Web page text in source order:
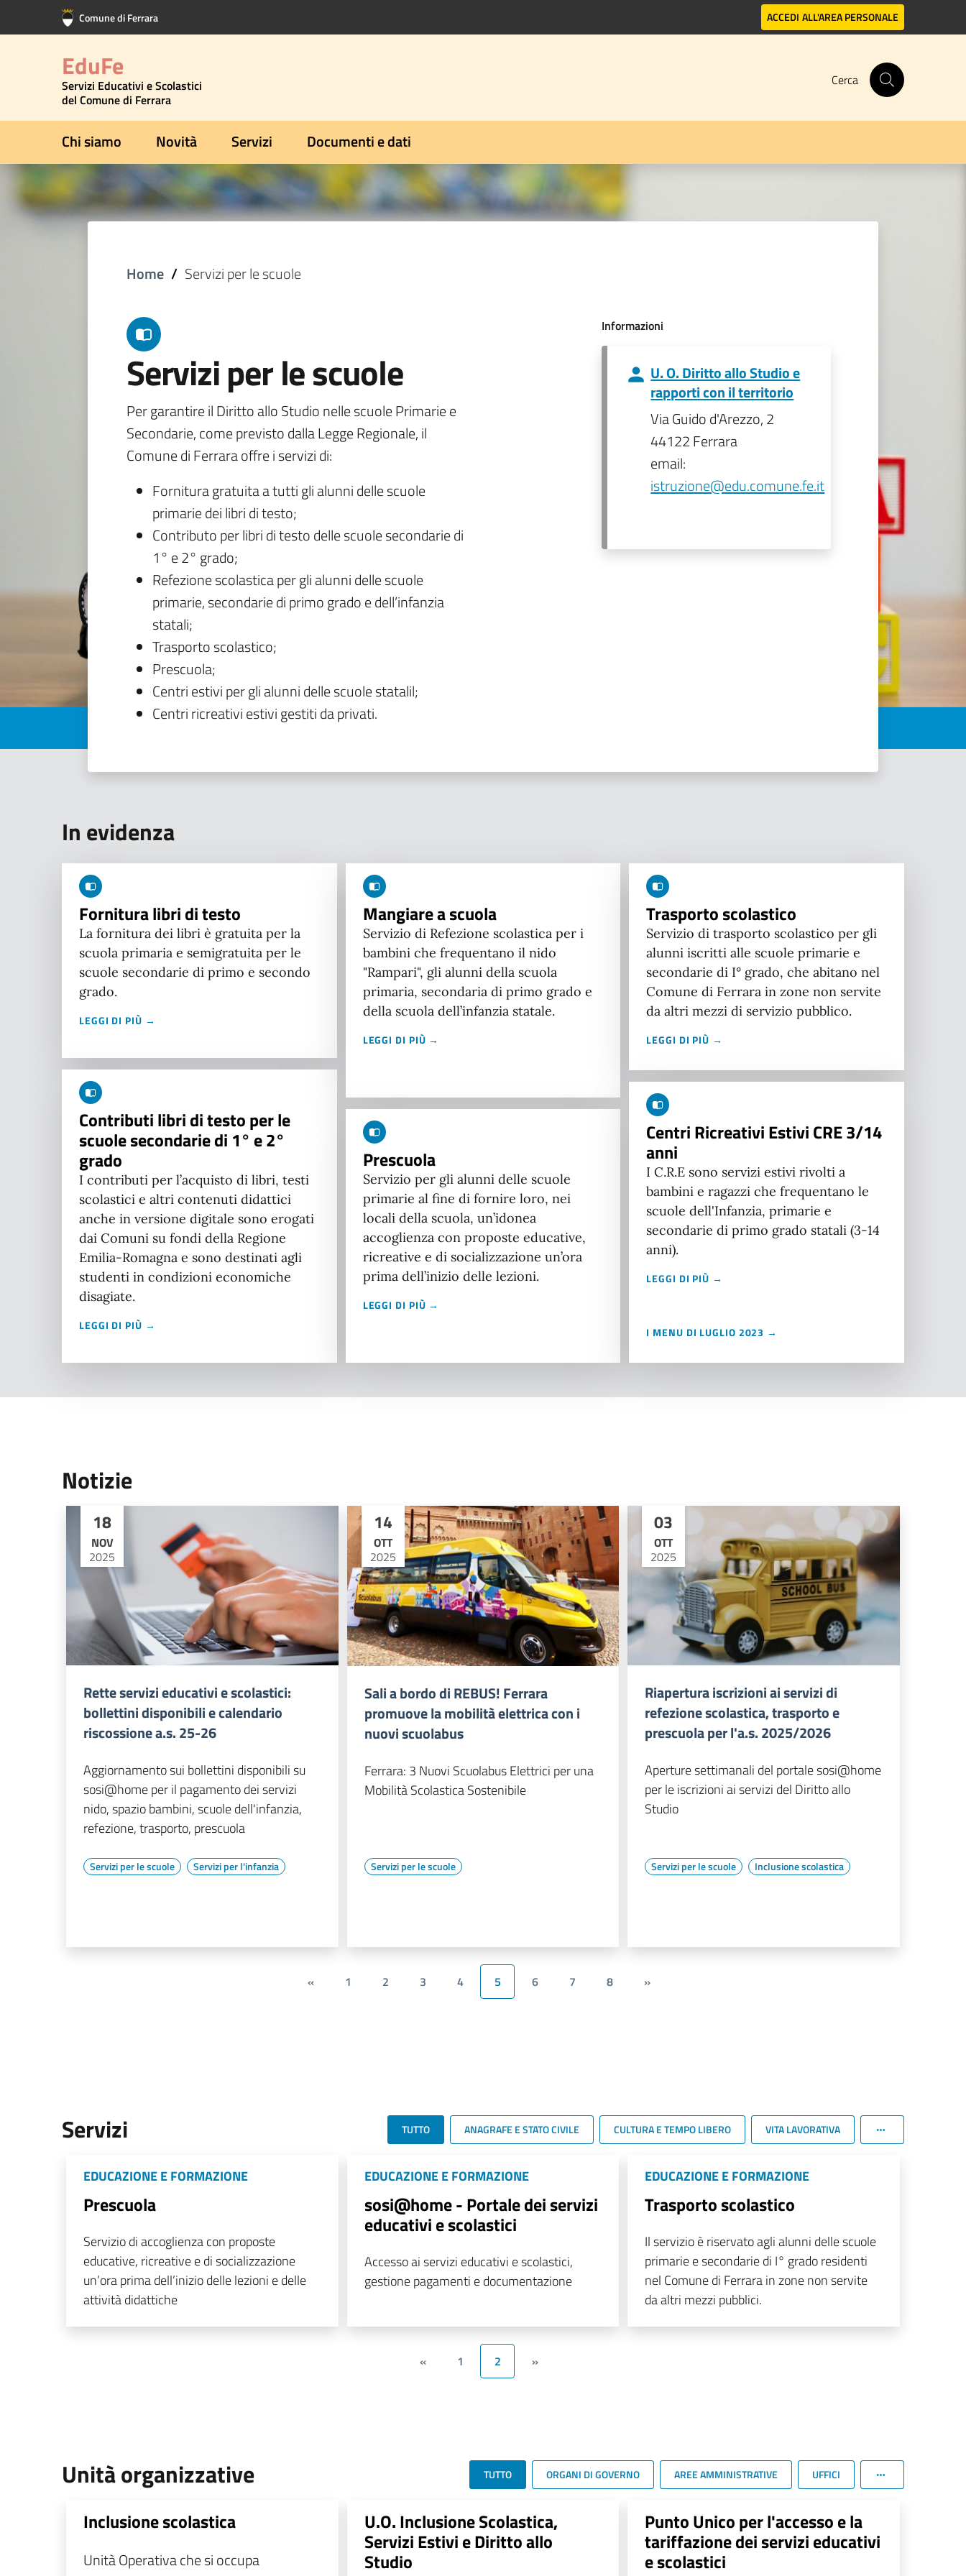
Vai al contenuto principale
Vai al footer Comune di Ferrara ACCEDI ALL'AREA PERSONALE
EduFe
Servizi Educativi e Scolastici
del Comune di Ferrara
Cerca
Chi siamo Novità Servizi Documenti e dati
Home Servizi per le scuole
Servizi per le scuole
Per garantire il Diritto allo Studio nelle scuole Primarie e
Secondarie, come previsto dalla Legge Regionale, il
Comune di Ferrara offre i servizi di:
Fornitura gratuita a tutti gli alunni delle scuole
primarie dei libri di testo;
Contributo per libri di testo delle scuole secondarie di
1° e 2° grado;
Refezione scolastica per gli alunni delle scuole
primarie, secondarie di primo grado e dell’infanzia
statali;
Trasporto scolastico;
Prescuola;
Centri estivi per gli alunni delle scuole statalil;
Centri ricreativi estivi gestiti da privati.
Informazioni
U. O. Diritto allo Studio e
rapporti con il territorio
Via Guido d'Arezzo, 2
44122 Ferrara
email:
istruzione@edu.comune.fe.it
In evidenza
Fornitura libri di testo
La fornitura dei libri è gratuita per la
scuola primaria e semigratuita per le
scuole secondarie di primo e secondo
grado.
LEGGI DI PIÙ →
Contributi libri di testo per le
scuole secondarie di 1° e 2°
grado
I contributi per l’acquisto di libri, testi
scolastici e altri contenuti didattici
anche in versione digitale sono erogati
dai Comuni su fondi della Regione
Emilia-Romagna e sono destinati agli
studenti in condizioni economiche
disagiate.
LEGGI DI PIÙ →
Mangiare a scuola
Servizio di Refezione scolastica per i
bambini che frequentano il nido
"Rampari", gli alunni della scuola
primaria, secondaria di primo grado e
della scuola dell’infanzia statale.
LEGGI DI PIÙ →
Prescuola
Servizio per gli alunni delle scuole
primarie al fine di fornire loro, nei
locali della scuola, un’idonea
accoglienza con proposte educative,
ricreative e di socializzazione un’ora
prima dell’inizio delle lezioni.
LEGGI DI PIÙ →
Trasporto scolastico
Servizio di trasporto scolastico per gli
alunni iscritti alle scuole primarie e
secondarie di I° grado, che abitano nel
Comune di Ferrara in zone non servite
da altri mezzi di servizio pubblico.
LEGGI DI PIÙ →
Centri Ricreativi Estivi CRE 3/14
anni
I C.R.E sono servizi estivi rivolti a
bambini e ragazzi che frequentano le
scuole dell'Infanzia, primarie e
secondarie di primo grado statali (3-14
anni).
LEGGI DI PIÙ →
I MENU DI LUGLIO 2023 →
Notizie
18
NOV
2025
Rette servizi educativi e scolastici:
bollettini disponibili e calendario
riscossione a.s. 25-26
Aggiornamento sui bollettini disponibili su
sosi@home per il pagamento dei servizi
nido, spazio bambini, scuole dell'infanzia,
refezione, trasporto, prescuola
Servizi per le scuole Servizi per l'infanzia
14
OTT
2025
Sali a bordo di REBUS! Ferrara
promuove la mobilità elettrica con i
nuovi scuolabus
Ferrara: 3 Nuovi Scuolabus Elettrici per una
Mobilità Scolastica Sostenibile
Servizi per le scuole
03
OTT
2025
Riapertura iscrizioni ai servizi di
refezione scolastica, trasporto e
prescuola per l'a.s. 2025/2026
Aperture settimanali del portale sosi@home
per le iscrizioni ai servizi del Diritto allo
Studio
Servizi per le scuole Inclusione scolastica
« 1 2 3 4 5 6 7 8 »
Servizi TUTTO ANAGRAFE E STATO CIVILE CULTURA E TEMPO LIBERO VITA LAVORATIVA
EDUCAZIONE E FORMAZIONE
Prescuola
Servizio di accoglienza con proposte
educative, ricreative e di socializzazione
un’ora prima dell’inizio delle lezioni e delle
attività didattiche
EDUCAZIONE E FORMAZIONE
sosi@home - Portale dei servizi
educativi e scolastici
Accesso ai servizi educativi e scolastici,
gestione pagamenti e documentazione
EDUCAZIONE E FORMAZIONE
Trasporto scolastico
Il servizio è riservato agli alunni delle scuole
primarie e secondarie di I° grado residenti
nel Comune di Ferrara in zone non servite
da altri mezzi pubblici.
« 1 2 »
Unità organizzative TUTTO ORGANI DI GOVERNO AREE AMMINISTRATIVE UFFICI
Inclusione scolastica
Unità Operativa che si occupa
U.O. Inclusione Scolastica,
Servizi Estivi e Diritto allo
Studio
Punto Unico per l'accesso e la
tariffazione dei servizi educativi
e scolastici